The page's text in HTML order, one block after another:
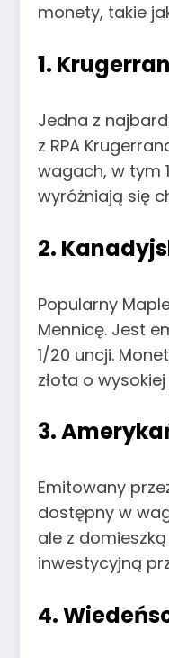
monety, takie
1.
Jedna z
z RPA
wagach, w tym
wyróżniają się
2.
Popularny
Mennicę. Jest
1/20 uncji.
złota o
3.
Emitowany
dostępny w
ale z
inwestycyjną
4.